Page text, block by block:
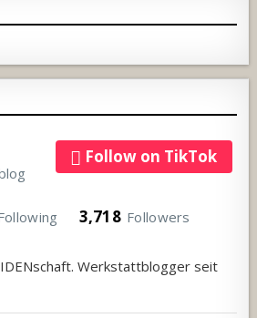
Follow on TikTok
3,718 Followers
Werkstattblogger seit